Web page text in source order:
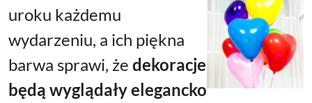
uroku każdemu
wydarzeniu, a ich piękna
barwa sprawi, że dekoracje
będą wyglądały elegancko